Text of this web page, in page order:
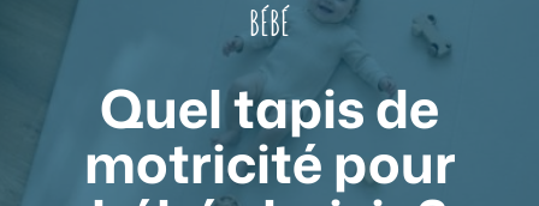
BÉBÉ
Quel tapis de
motricité pour